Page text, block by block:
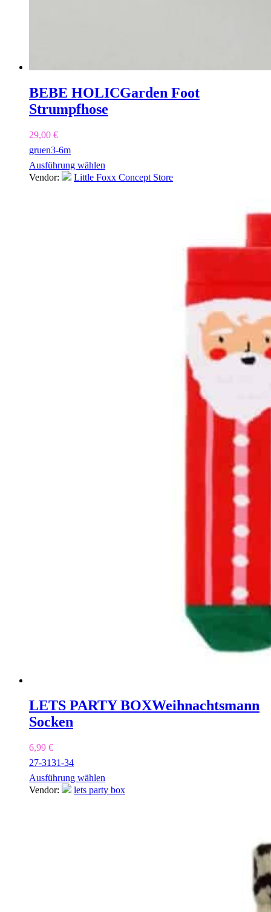
BEBE HOLICGarden Foot
Strumpfhose
29,00 €
gruen3-6m
Ausführung wählen
Vendor:
Little Foxx Concept Store
LETS PARTY BOXWeihnachtsmann
Socken
6,99 €
27-3131-34
Ausführung wählen
Vendor:
lets party box